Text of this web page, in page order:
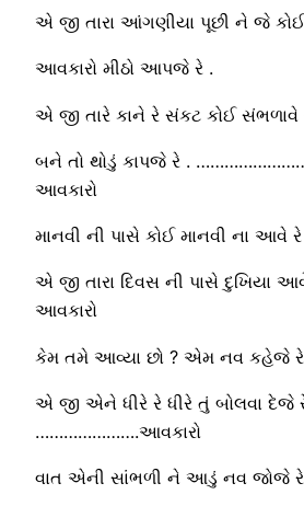
એ જી તારા આંગણીયા પૂછી ને જે
આવકારો મીઠો આપજે રે .
એ જી તારે કાને રે સંકટ કોઈ સંભળાવે
બને તો થોડું કાપજે રે .
આવકારો
માનવી ની પાસે કોઈ માનવી ના આવે
એ જી તારા દિવસ ની પાસે
આવકારો
કેમ તમે આવ્યા છો ? એમ નવ કહેજે
એ જી એને ધીરે રે ધીરે તું બોલવા દેજે
………………….આવકારો
વાત એની સાંભળી ને આડું નવ જોજે